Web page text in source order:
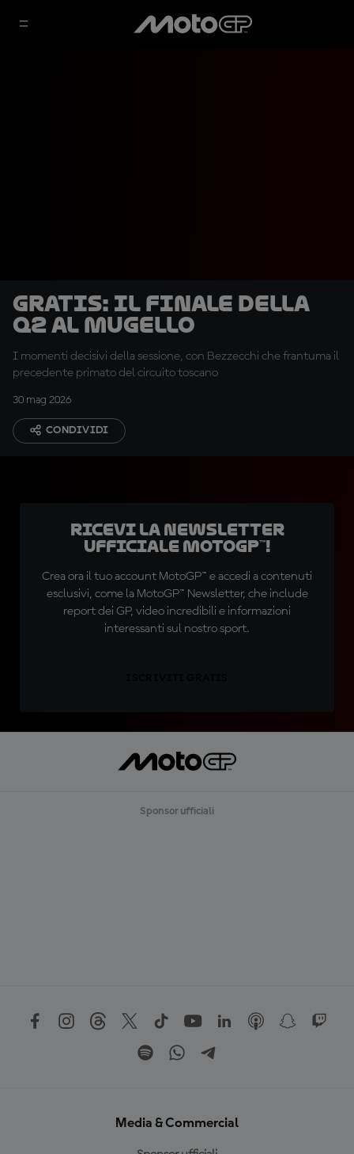
GRATIS: il finale della
Q2 al Mugello
I momenti decisivi della sessione, con Bezzecchi che frantuma il
precedente primato del circuito toscano
30 mag 2026
CONDIVIDI
Ricevi la newsletter
ufficiale MotoGP™!
Crea ora il tuo account MotoGP™ e accedi a contenuti
esclusivi, come la MotoGP™ Newsletter, che include
report dei GP, video incredibili e informazioni
interessanti sul nostro sport.
Sponsor ufficiali
Media & Commercial